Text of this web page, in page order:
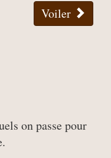
Voiler
on passe pour